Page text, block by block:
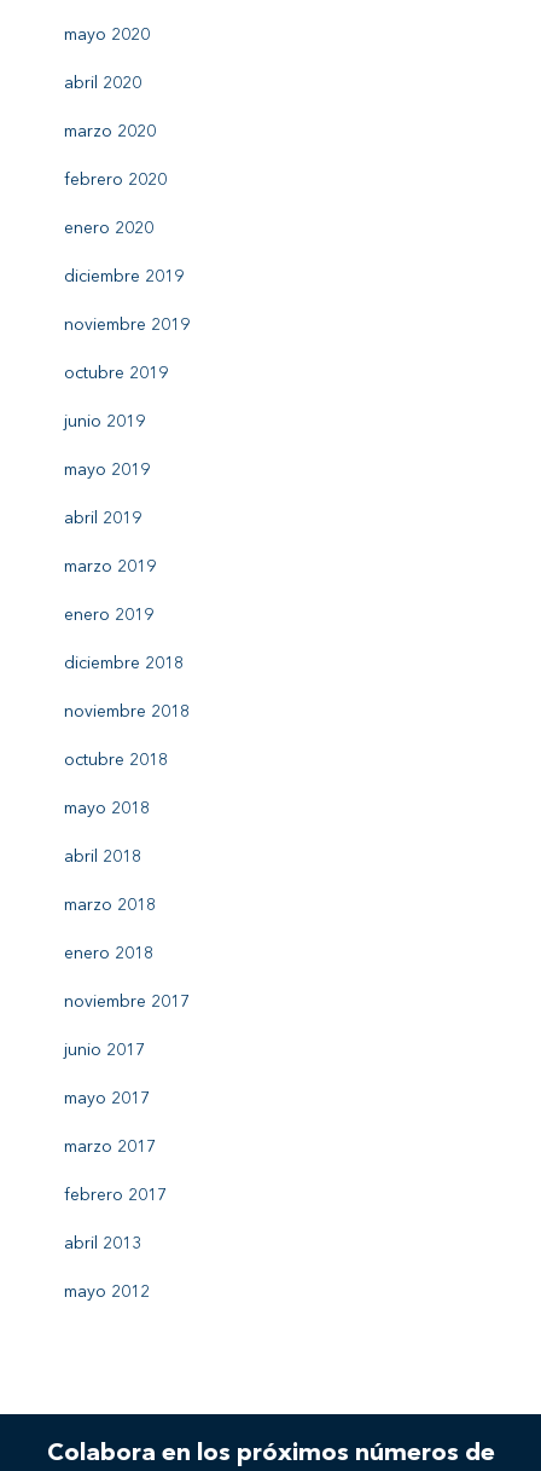
mayo 2020
abril 2020
marzo 2020
febrero 2020
enero 2020
diciembre 2019
noviembre 2019
octubre 2019
junio 2019
mayo 2019
abril 2019
marzo 2019
enero 2019
diciembre 2018
noviembre 2018
octubre 2018
mayo 2018
abril 2018
marzo 2018
enero 2018
noviembre 2017
junio 2017
mayo 2017
marzo 2017
febrero 2017
abril 2013
mayo 2012
Colabora en los próximos números de